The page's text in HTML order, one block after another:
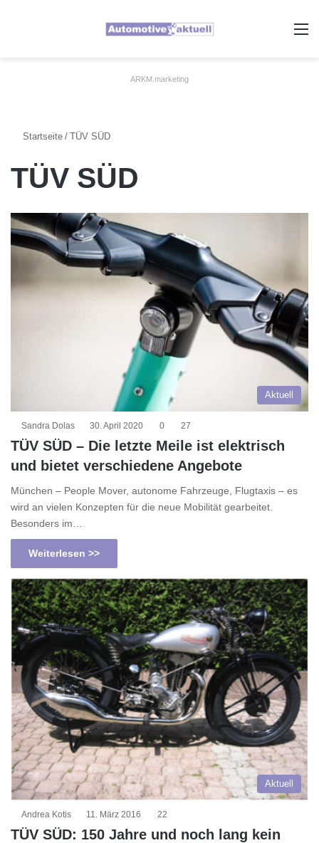
ARKM.marketing
Startseite / TÜV SÜD
TÜV SÜD
Aktuell
Sandra Dolas 30. April 2020 0 27
TÜV SÜD – Die letzte Meile ist elektrisch
und bietet verschiedene Angebote
München – People Mover, autonome Fahrzeuge, Flugtaxis – es
wird an vielen Konzepten für die neue Mobilität gearbeitet.
Besonders im…
Weiterlesen >>
Aktuell
Andrea Kotis 11. März 2016 22
TÜV SÜD: 150 Jahre und noch lang kein